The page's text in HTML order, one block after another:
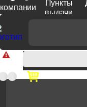
компании
Пункты
выдачи
Доп. скидка от цен
продукции Venezia,
оплате по счету.